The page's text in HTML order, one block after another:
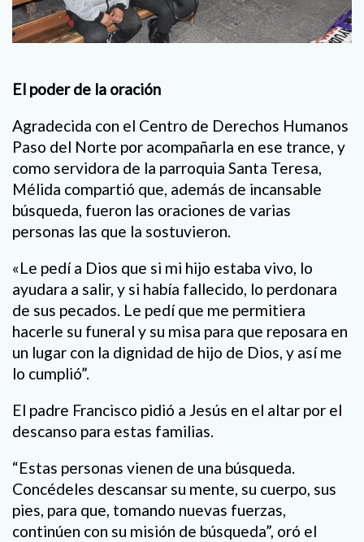
El poder de la oración
Agradecida con el Centro de Derechos Humanos
Paso del Norte por acompañarla en ese trance, y
como servidora de la parroquia Santa Teresa,
Mélida compartió que, además de incansable
búsqueda, fueron las oraciones de varias
personas las que la sostuvieron.
«Le pedí a Dios que si mi hijo estaba vivo, lo
ayudara a salir, y si había fallecido, lo perdonara
de sus pecados. Le pedí que me permitiera
hacerle su funeral y su misa para que reposara en
un lugar con la dignidad de hijo de Dios, y así me
lo cumplió”.
El padre Francisco pidió a Jesús en el altar por el
descanso para estas familias.
“Estas personas vienen de una búsqueda.
Concédeles descansar su mente, su cuerpo, sus
pies, para que, tomando nuevas fuerzas,
continúen con su misión de búsqueda”, oró el